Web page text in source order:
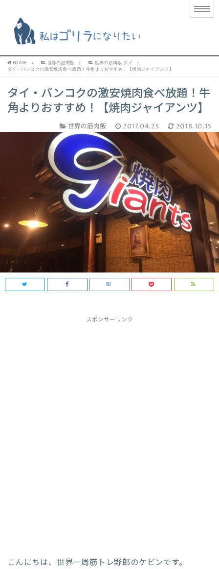
HOME 世界の筋肉飯
世界の筋肉飯-タイ
タイ・バンコクの激安焼肉食べ放題！牛角よりおすすめ！【焼肉ジャイアンツ】
タイ・バンコクの激安焼肉食べ放題！牛
角よりおすすめ！【焼肉ジャイアンツ】
世界の筋肉飯 2017.04.25 2018.10.15
スポンサーリンク
こんにちは、世界一周筋トレ野郎のケビンです。